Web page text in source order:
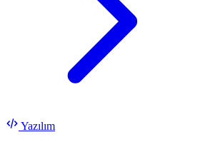
Yazılım